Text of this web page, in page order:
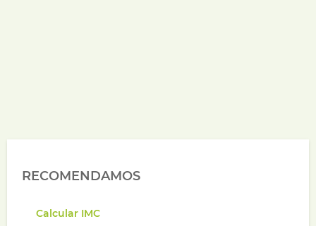
RECOMENDAMOS
Calcular IMC